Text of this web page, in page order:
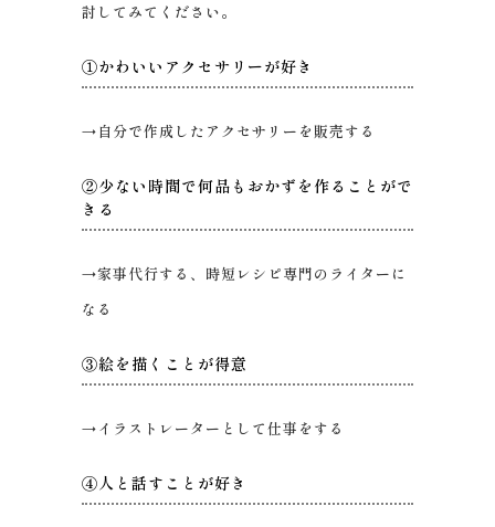
討してみてください。
①かわいいアクセサリーが好き
→自分で作成したアクセサリーを販売する
②少ない時間で何品もおかずを作ることがで
きる
→家事代行する、時短レシピ専門のライターに
なる
③絵を描くことが得意
→イラストレーターとして仕事をする
④人と話すことが好き